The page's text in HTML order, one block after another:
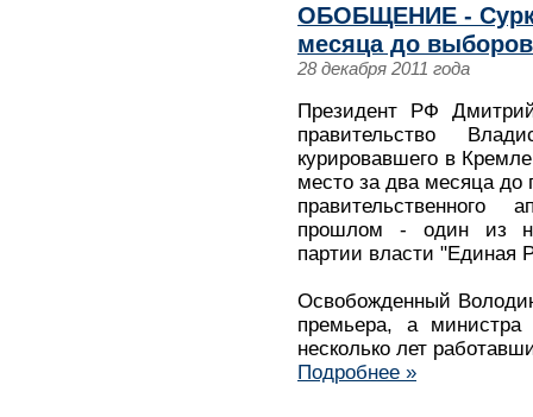
ОБОБЩЕНИЕ -
месяца до
28 декабря 2011 года
Президент РФ
правительство
курировавшего в
место за два месяца до
прошлом - один из
партии власти "Единая
Освобожденный
премьера, а
несколько лет
Подробнее »